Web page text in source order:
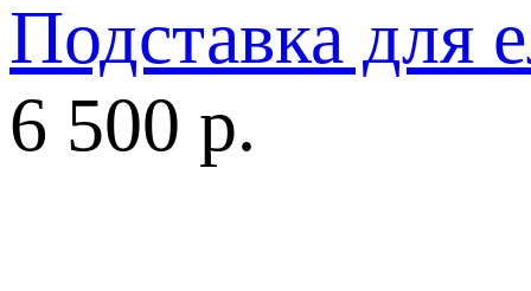
Подставка для
6 500 р.